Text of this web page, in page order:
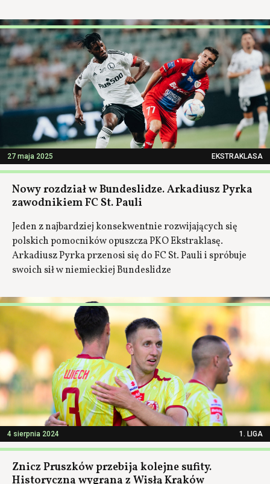
27 maja 2025 EKSTRAKLASA
Nowy rozdział w Bundeslidze. Arkadiusz Pyrka
zawodnikiem FC St. Pauli
Jeden z najbardziej konsekwentnie rozwijających się
polskich pomocników opuszcza PKO Ekstraklasę.
Arkadiusz Pyrka przenosi się do FC St. Pauli i spróbuje
swoich sił w niemieckiej Bundeslidze
4 sierpnia 2024 1. LIGA
Znicz Pruszków przebija kolejne sufity.
Historyczna wygrana z Wisłą Kraków